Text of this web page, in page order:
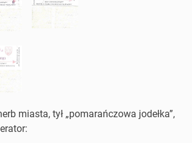
miasta, tył „pomarańczowa jodełka”,